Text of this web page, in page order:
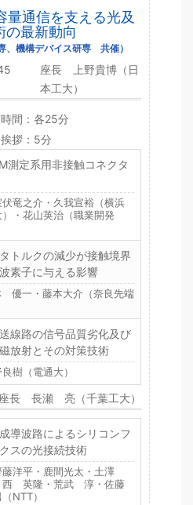
量通信を支える光及
の最新動向
、機構デバイス研専 共催）
座長 上野貴博（日
本工大）
間：各25分
拶：5分
測定系用非接触コネクタ
竜之介・久我宣裕（横浜
）・花山英治（職業開発
トルクの減少が接触境界
素子に与える影響
優一・藤本大介（奈良先端
線路の信号品質劣化及び
放射とその対策技術
樹（電通大）
座長 長瀬 亮（千葉工大）
導波路によるシリコンフ
スの光接続技術
洋平・鹿間光太・土澤
西 英隆・荒武 淳・佐藤
NTT）